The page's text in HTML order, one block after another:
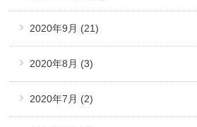
2020年9月 (21)
2020年8月 (3)
2020年7月 (2)